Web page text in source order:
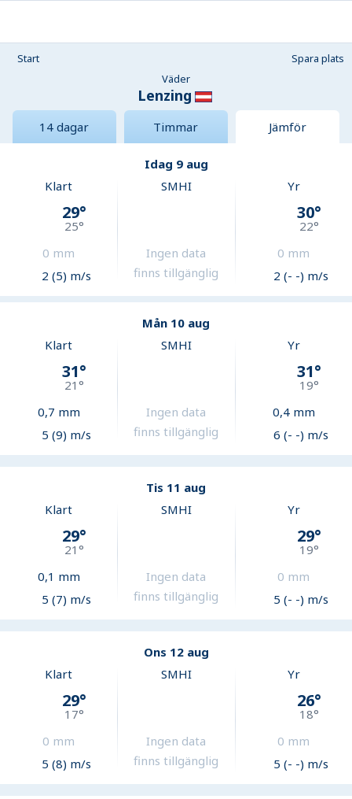
Start
Spara plats
Väder
Lenzing
14 dagar Timmar Jämför
Idag 9 aug
Klart
29°
25°
0 mm
2 (5) m/s
SMHI
Ingen data
finns tillgänglig
Yr
30°
22°
0 mm
2 (- -) m/s
Mån 10 aug
Klart
31°
21°
0,7 mm
5 (9) m/s
SMHI
Ingen data
finns tillgänglig
Yr
31°
19°
0,4mm
6 (- -) m/s
Tis 11 aug
Klart
29°
21°
0,1 mm
5 (7) m/s
SMHI
Ingen data
finns tillgänglig
Yr
29°
19°
0 mm
5 (- -) m/s
Ons 12 aug
Klart
29°
17°
0 mm
5 (8) m/s
SMHI
Ingen data
finns tillgänglig
Yr
26°
18°
0 mm
5 (- -) m/s